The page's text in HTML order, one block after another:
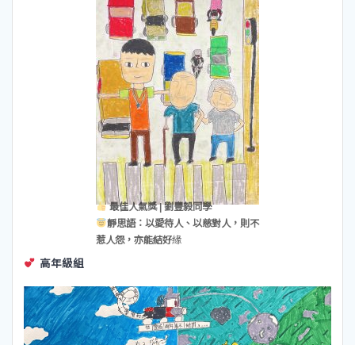
最佳人氣獎 | 劉豐毅同學
靜思語：以愛待人、以慈對人，則不
惹人怨，亦能結好緣
高年級組